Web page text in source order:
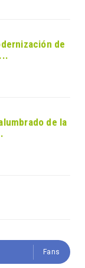
de
de la
Fans